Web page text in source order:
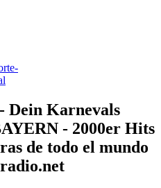
Dein Karnevals
- 2000er Hits
de todo el mundo